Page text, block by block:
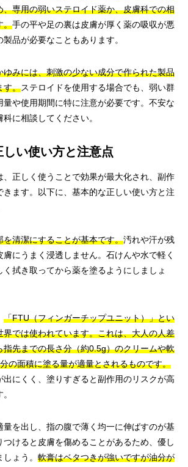
、専用の弱いステロイド薬か、皮膚科での相
。手の平や足の裏は皮膚が厚く薬の吸収が悪
品が必要なこともあります。
ゆみには、刺激の少ない成分で作られた製品
す。ステロイドを使用する場合でも、弱い群
量や使用期間に特に注意が必要です。不安な
に相談してください。
しい使い方と注意点
、正しく使うことで効果が最大化され、副作
きます。以下に、基本的な正しい使い方と注
を清潔にすることが基本です。汚れや汗が残
膚にうまく浸透しません。石けんや水で軽く
拭き取ってから薬を塗るようにしましょ
「FTU（フィンガーチップユニット）」とい
界では使われています。これは、大人の人差
指先までの長さ分（約0.5g）のクリームや軟
の面積に塗る量が適量とされるものです。
出にくく、塗りすぎると副作用のリスクが高
量を出し、指の腹で薄く均一に伸ばすのが基
つけると皮膚を傷めることがあるため、優し
ょう。 軟膏はベタつきが強いですが油分が